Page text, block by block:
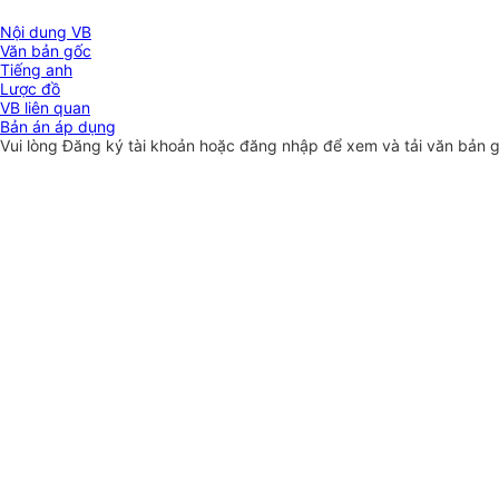
Nội dung VB
Văn bản gốc
Tiếng anh
Lược đồ
VB liên quan
Bản án áp dụng
Vui lòngĐăng ký tài khoản hoặc đăng nhập để xem và tải văn bản